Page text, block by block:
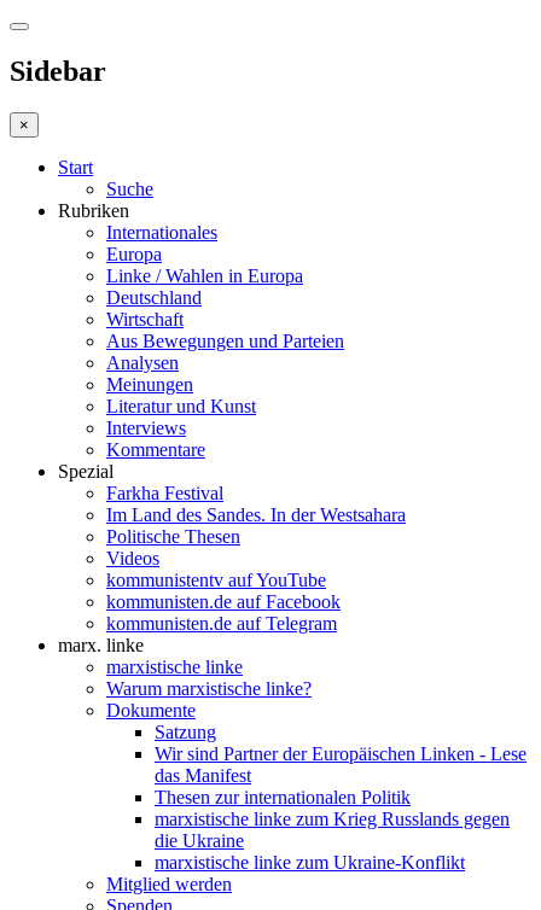
Sidebar
×
Start
Suche
Rubriken
Internationales
Europa
Linke / Wahlen in Europa
Deutschland
Wirtschaft
Aus Bewegungen und Parteien
Analysen
Meinungen
Literatur und Kunst
Interviews
Kommentare
Spezial
Farkha Festival
Im Land des Sandes. In der Westsahara
Politische Thesen
Videos
kommunistentv auf YouTube
kommunisten.de auf Facebook
kommunisten.de auf Telegram
marx. linke
marxistische linke
Warum marxistische linke?
Dokumente
Satzung
Wir sind Partner der Europäischen Linken - Lese
das Manifest
Thesen zur internationalen Politik
marxistische linke zum Krieg Russlands gegen
die Ukraine
marxistische linke zum Ukraine-Konflikt
Mitglied werden
Spenden